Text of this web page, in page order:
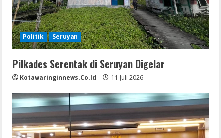
Politik Seruyan
Pilkades Serentak di Seruyan Digelar
Kotawaringinnews.co.id 11 Juli 2026